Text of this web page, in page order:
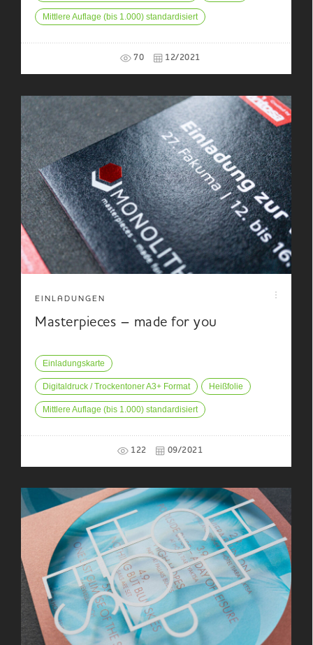
Mittlere Auflage (bis 1.000) standardisiert
70 12/2021
EINLADUNGEN
Masterpieces – made for you
Einladungskarte
Digitaldruck / Trockentoner A3+ Format Heißfolie
Mittlere Auflage (bis 1.000) standardisiert
122 09/2021